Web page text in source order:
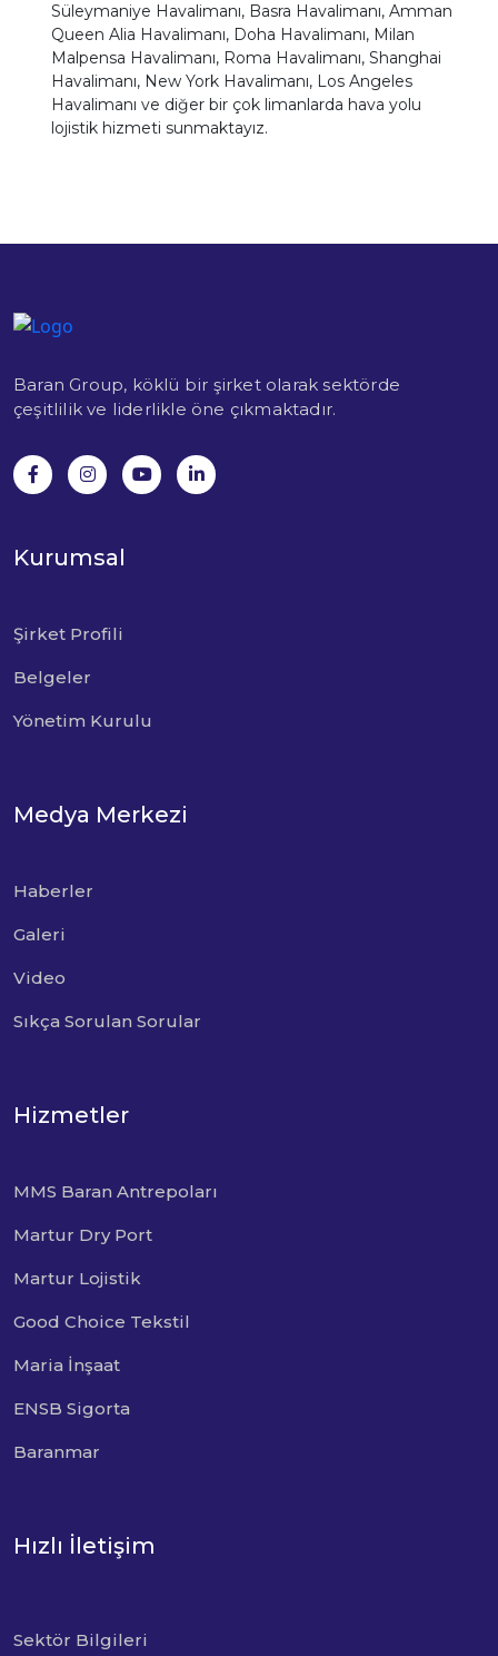
Süleymaniye Havalimanı, Basra Havalimanı, Amman
Queen Alia Havalimanı, Doha Havalimanı, Milan
Malpensa Havalimanı, Roma Havalimanı, Shanghai
Havalimanı, New York Havalimanı, Los Angeles
Havalimanı ve diğer bir çok limanlarda hava yolu
lojistik hizmeti sunmaktayız.
Baran Group, köklü bir şirket olarak sektörde
çeşitlilik ve liderlikle öne çıkmaktadır.
Kurumsal
Şirket Profili
Belgeler
Yönetim Kurulu
Medya Merkezi
Haberler
Galeri
Video
Sıkça Sorulan Sorular
Hizmetler
MMS Baran Antrepoları
Martur Dry Port
Martur Lojistik
Good Choice Tekstil
Maria İnşaat
ENSB Sigorta
Baranmar
Hızlı İletişim
Sektör Bilgileri